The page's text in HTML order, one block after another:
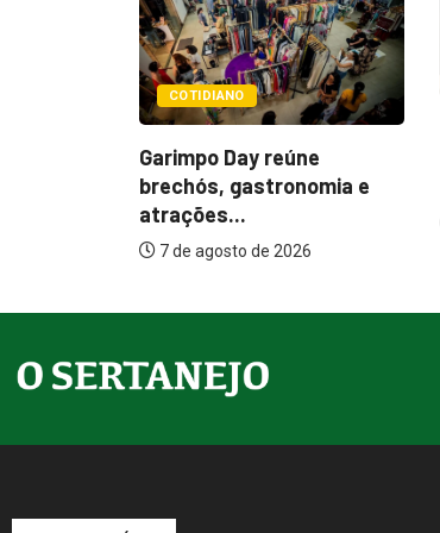
LAZER E CULTURA
Bugonia transforma
paranoia e conspiração em
um...
7 de agosto de 2026